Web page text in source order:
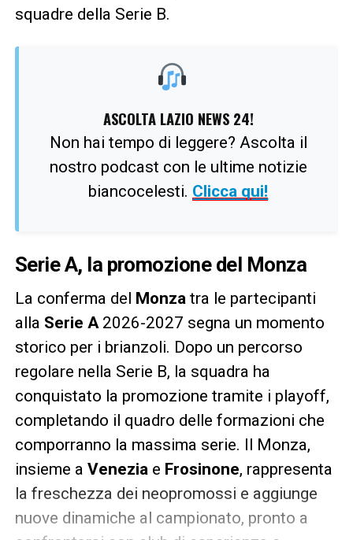
squadre della Serie B.
ASCOLTA LAZIO NEWS 24!
Non hai tempo di leggere? Ascolta il
nostro podcast con le ultime notizie
biancocelesti. Clicca qui!
Serie A, la promozione del Monza
La conferma del Monzatra le partecipanti
alla Serie A2026-2027 segna un momento
storico per i brianzoli. Dopo un percorso
regolare nella Serie B, la squadra ha
conquistato la promozione tramite i playoff,
completando il quadro delle formazioni che
comporranno la massima serie. Il Monza,
insieme a Veneziae Frosinone, rappresenta
la freschezza dei neopromossi e aggiunge
nuove dinamiche al campionato, pronto a